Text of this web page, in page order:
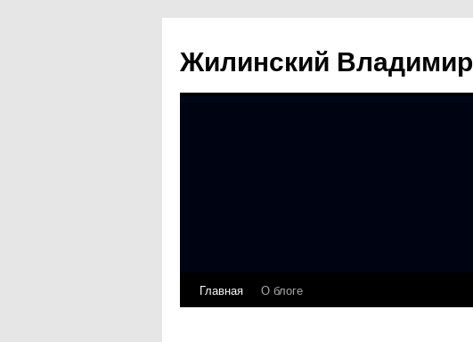
Жилинский Владимир
Перейти
Главная О блоге